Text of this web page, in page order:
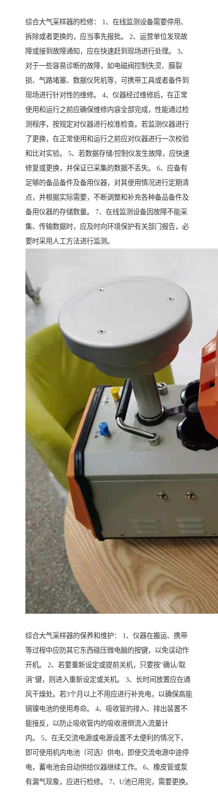
综合大气采样器的检修： 1、在线监测设备需要停用、
拆除或者更换的，应当事先报批。 2、运营单位发现故
障或接到故障通知，应在快速赶到现场进行处理。 3、
对于一些容易诊断的故障，如电磁阀控制失灵、膜裂
损、气路堵塞、数据仪死机等，可携带工具或者备件到
现场进行针对性的维修。 4、仪器经过维修后，在正常
使用和运行之前应确保维修内容全部完成，性能通过检
测程序，按规定对仪器进行校准检查。若监测仪器进行
了更换，在正常使用和运行之前应对仪器进行一次校验
和比对实验。 5、若数据存储/控制仪发生故障，应快速
修复或更换，并保证已采集的数据不丢失。 6、应备有
足够的备品备件及备用仪器，对其使用情况进行定期清
点，并根据实际需要，不断调整和补充各种备品备件及
备用仪器的存储数量。 7、在线监测设备因故障不能采
集、传输数据时，应及时向环境保护有关部门报告，必
要时采用人工方法进行监测。
综合大气采样器的保养和维护： 1、仪器在搬运、携带
等过程中应防其它东西碰压微电脑的按键，以免误动作
开机。 2、若要重新设定或提前关机，只要按"确认/取
消"键，则进入重新设定或关机。 3、长时间放置应在通
风干燥处。若3个月以上不用应进行补充电，以确保高能
镉镍电池的使用寿命。 4、吸收管的排入、排出装置不
能接反，以防止吸收管内的吸收液倒流入流量计
内。 5、在无交流电源或电源设置不太便利的情况下，
即可使用机内电池（可选）供电，即使交流电源中途停
电，蓄电池会自动供给仪器继续工作。 6、橡皮管或泵
有漏气现象，应进行检修。 7、U池已用完，需要更换。